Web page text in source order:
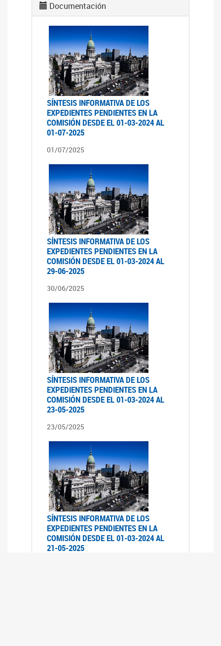
Documentación
SÍNTESIS INFORMATIVA DE LOS
EXPEDIENTES PENDIENTES EN LA
COMISIÓN DESDE EL 01-03-2024 AL
01-07-2025
01/07/2025
SÍNTESIS INFORMATIVA DE LOS
EXPEDIENTES PENDIENTES EN LA
COMISIÓN DESDE EL 01-03-2024 AL
29-06-2025
30/06/2025
SÍNTESIS INFORMATIVA DE LOS
EXPEDIENTES PENDIENTES EN LA
COMISIÓN DESDE EL 01-03-2024 AL
23-05-2025
23/05/2025
SÍNTESIS INFORMATIVA DE LOS
EXPEDIENTES PENDIENTES EN LA
COMISIÓN DESDE EL 01-03-2024 AL
21-05-2025